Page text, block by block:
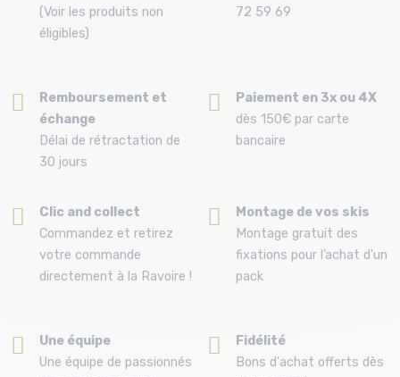
(Voir les produits non
éligibles)
72 59 69
Remboursement et
échange
Délai de rétractation de
30 jours
Paiement en 3x ou 4X
dès 150€ par carte
bancaire
Clic and collect
Commandez et retirez
votre commande
directement à la Ravoire !
Montage de vos skis
Montage gratuit des
fixations pour l’achat d'un
pack
Une équipe
Une équipe de passionnés
Fidélité
Bons d'achat offerts dès